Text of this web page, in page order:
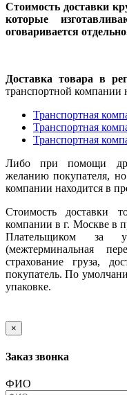
Стоимость доставки
которые
оговаривается
Доставка товара в
транспортной компании
Транспортная
Транспортная
Транспортная
Либо при помощи
желанию покупателя,
компании находится в
Стоимость доставки
компании в г. Москве в
Плательщиком за
(межтерминальная
страхование груза,
покупатель. По
упаковке.
×
Заказ звонка
ФИО